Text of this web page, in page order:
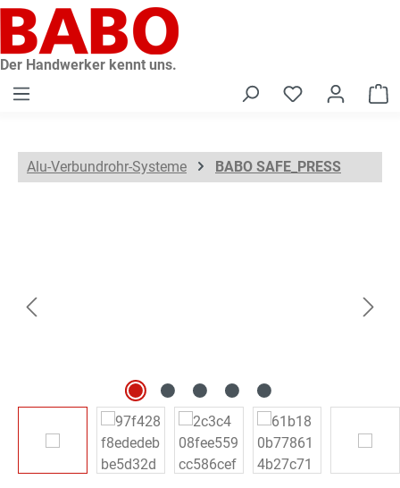
springen
Der Handwerker kennt uns.
Alu-Verbundrohr-Systeme BABO SAFE_PRESS